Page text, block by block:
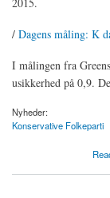
/ Dagens måling: K
I målingen fra
usikkerhed på 0,9.
Nyheder:
Konservative Folkeparti
about Folketingsvalg